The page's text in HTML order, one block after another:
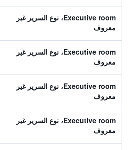
Executive room، نوع السرير غير
معروف
Executive room، نوع السرير غير
معروف
Executive room، نوع السرير غير
معروف
Executive room، نوع السرير غير
معروف